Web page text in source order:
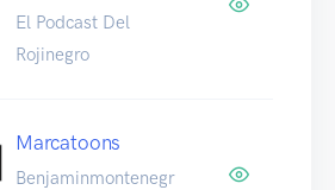
El Podcast Del
Rojinegro
Marcatoons
Benjaminmontenegr